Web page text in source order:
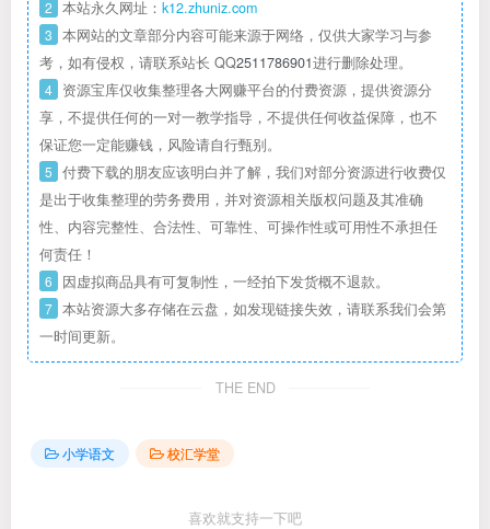
2 本站永久网址： k12.zhuniz.com
3 本网站的文章部分内容可能来源于网络，仅供大家学习与参
考，如有侵权，请联系站长 QQ2511786901进行删除处理。
4 资源宝库仅收集整理各大网赚平台的付费资源，提供资源分
享，不提供任何的一对一教学指导，不提供任何收益保障，也不
保证您一定能赚钱，风险请自行甄别。
5 付费下载的朋友应该明白并了解，我们对部分资源进行收费仅
是出于收集整理的劳务费用，并对资源相关版权问题及其准确
性、内容完整性、合法性、可靠性、可操作性或可用性不承担任
何责任！
6 因虚拟商品具有可复制性，一经拍下发货概不退款。
7 本站资源大多存储在云盘，如发现链接失效，请联系我们会第
一时间更新。
THE END
小学语文 校汇学堂
喜欢就支持一下吧